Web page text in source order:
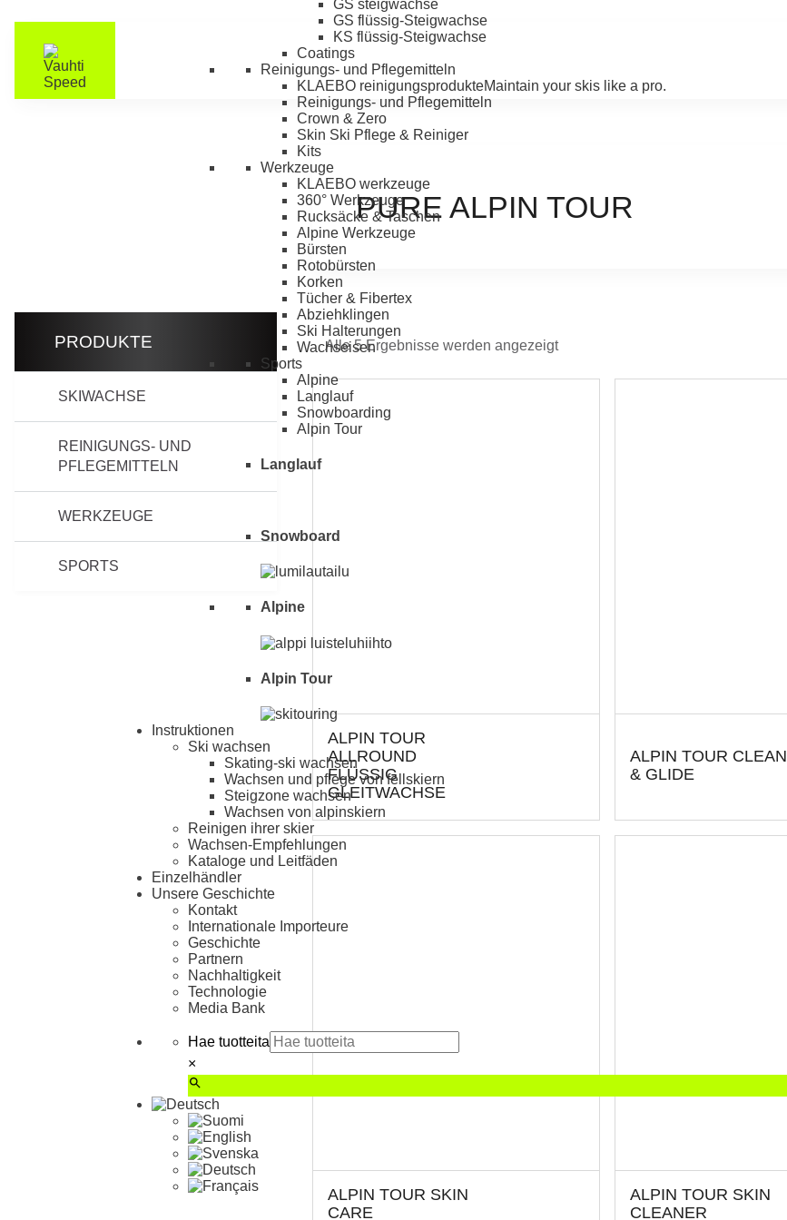
GS steigwachse
GS flüssig-Steigwachse
KS flüssig-Steigwachse
Coatings
Reinigungs- und Pflegemitteln
KLAEBO reinigungsprodukteMaintain your skis like a pro.
Reinigungs- und Pflegemitteln
Crown & Zero
Skin Ski Pflege & Reiniger
Kits
Werkzeuge
KLAEBO werkzeuge
360° Werkzeuge
Rucksäcke & Taschen
Alpine Werkzeuge
Bürsten
Rotobürsten
Korken
Tücher & Fibertex
Abziehklingen
Ski Halterungen
Wachseisen
Sports
Alpine
Langlauf
Snowboarding
Alpin Tour
Langlauf
Snowboard
Alpine
Alpin Tour
Instruktionen
Ski wachsen
Skating-ski wachsen
Wachsen und pflege von fellskiern
Steigzone wachsen
Wachsen von alpinskiern
Reinigen ihrer skier
Wachsen-Empfehlungen
Kataloge und Leitfäden
Einzelhändler
Unsere Geschichte
Kontakt
Internationale Importeure
Geschichte
Partnern
Nachhaltigkeit
Technologie
Media Bank
Hae tuotteita
×
PURE ALPIN TOUR
PRODUKTE
SKIWACHSE
REINIGUNGS- UND
PFLEGEMITTELN
WERKZEUGE
SPORTS
Alle 5 Ergebnisse werden angezeigt
ALPIN TOUR
ALLROUND
FLÜSSIG
GLEITWACHSE
ALPIN TOUR CLEAN
& GLIDE
ALPIN TOUR SKIN
CARE
ALPIN TOUR SKIN
CLEANER